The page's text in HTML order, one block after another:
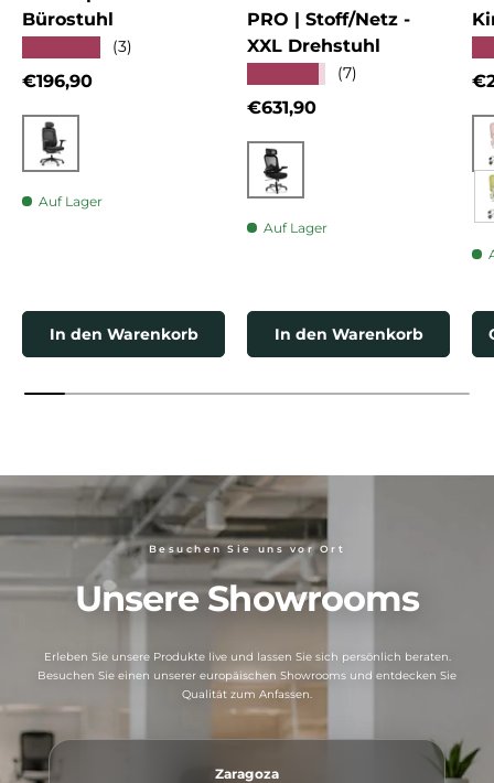
Bürostuhl
(3)
Normaler Preis
€196,90
Schwarz
Auf Lager
In den Warenkorb
PRO | Stoff/Netz -
XXL Drehstuhl
(7)
Normaler Preis
€631,90
Schwarz
Auf Lager
In den Warenkorb
Besuchen Sie uns vor Ort
Unsere Showrooms
Erleben Sie unsere Produkte live und lassen Sie sich persönlich beraten.
Besuchen Sie einen unserer europäischen Showrooms und entdecken Sie
Qualität zum Anfassen.
Zaragoza